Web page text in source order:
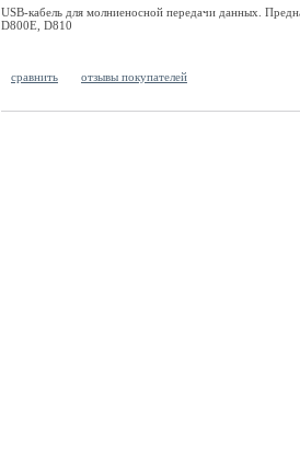
USB-кабель для молниеносной передачи данных.
D800E, D810
сравнить отзывы покупателей